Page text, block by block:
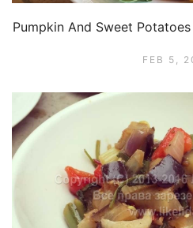
Pumpkin And Sweet
FEB 5,